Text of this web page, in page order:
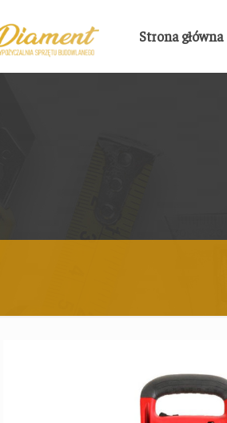
Strona główna